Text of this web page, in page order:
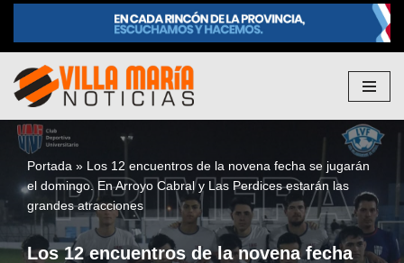
al
contenido
Portada » Los 12 encuentros de la novena fecha se jugarán
el domingo. En Arroyo Cabral y Las Perdices estarán las
grandes atracciones
Los 12 encuentros de la novena fecha